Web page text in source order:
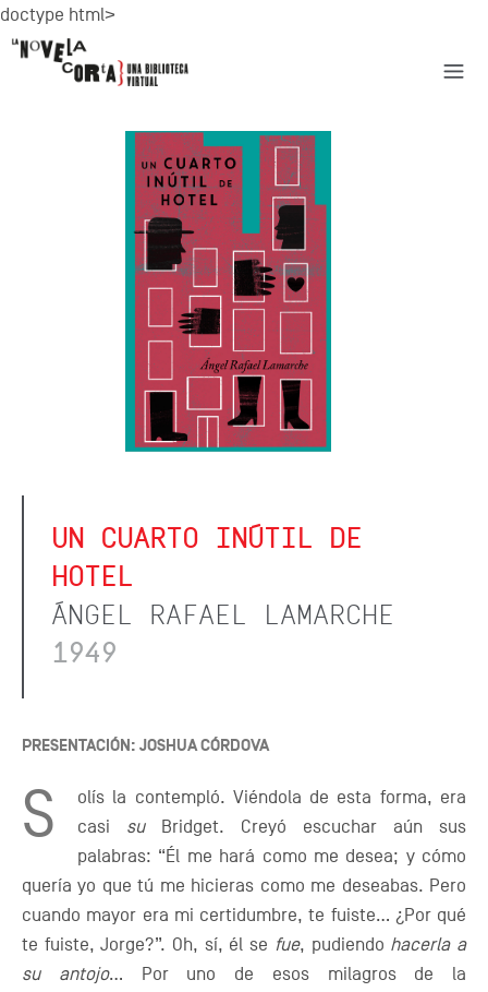
doctype html>
UN CUARTO INÚTIL DE
HOTEL
ÁNGEL RAFAEL LAMARCHE
1949
PRESENTACIÓN: JOSHUA CÓRDOVA
S
olís la contempló. Viéndola de esta forma, era
casi suBridget. Creyó escuchar aún sus
palabras: “Él me hará como me desea; y cómo
quería yo que tú me hicieras como me deseabas. Pero
cuando mayor era mi certidumbre, te fuiste... ¿Por qué
te fuiste, Jorge?”. Oh, sí, él se fue, pudiendo hacerla a
su antojo... Por uno de esos milagros de la